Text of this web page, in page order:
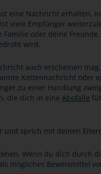
eine Nachricht erhalten,
viele Empfänger
oder deine
wird.
auch erscheinen
Kettennachricht oder
zu einer Handlung
die dich in eine Abofalle
und sprich mit deinen
Wenn du dich durch
mögliches Beweismittel